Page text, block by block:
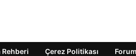
Rehberi Çerez Politikası Forum